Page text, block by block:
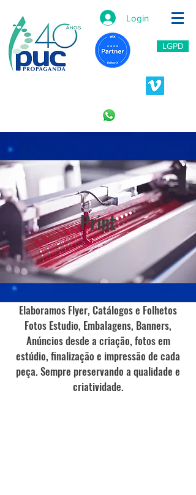
Login
LGPD
Print
Elaboramos Flyer, Catálogos e Folhetos
Fotos Estudio, Embalagens, Banners,
Anúncios desde a criação, fotos em
estúdio, finalização e impressão de cada
peça. Sempre preservando a qualidade e
criatividade.